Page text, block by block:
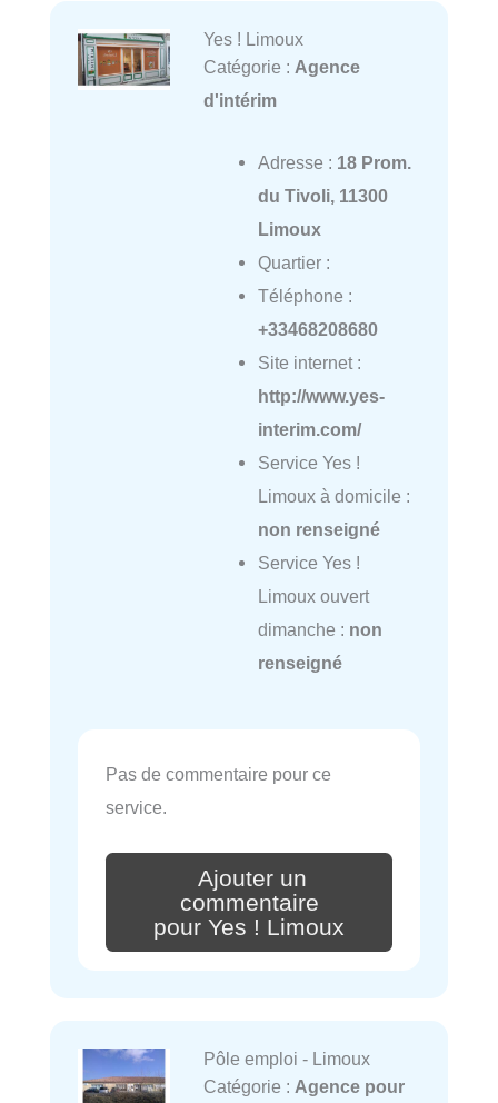
Yes ! Limoux
Catégorie : Agence
d'intérim
Adresse : 18 Prom.
du Tivoli, 11300
Limoux
Quartier :
Téléphone :
+33468208680
Site internet :
http://www.yes-
interim.com/
Service Yes !
Limoux à domicile :
non renseigné
Service Yes !
Limoux ouvert
dimanche : non
renseigné
Pas de commentaire pour ce
service.
Ajouter un
commentaire
pour Yes ! Limoux
Pôle emploi - Limoux
Catégorie : Agence pour